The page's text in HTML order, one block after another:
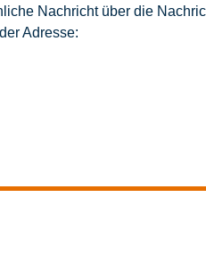
Nachricht über die
Adresse: